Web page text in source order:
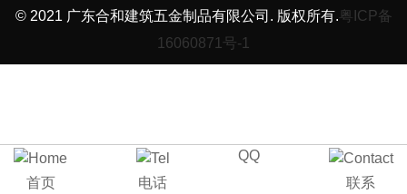
© 2021 广东合和建筑五金制品有限公司. 版权所有.粤ICP备
16060871号-1
首页 电话
QQ
联系